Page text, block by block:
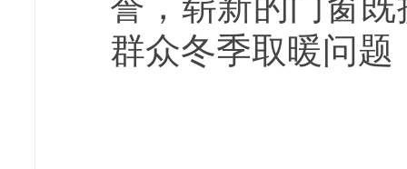
群众冬季取暖问